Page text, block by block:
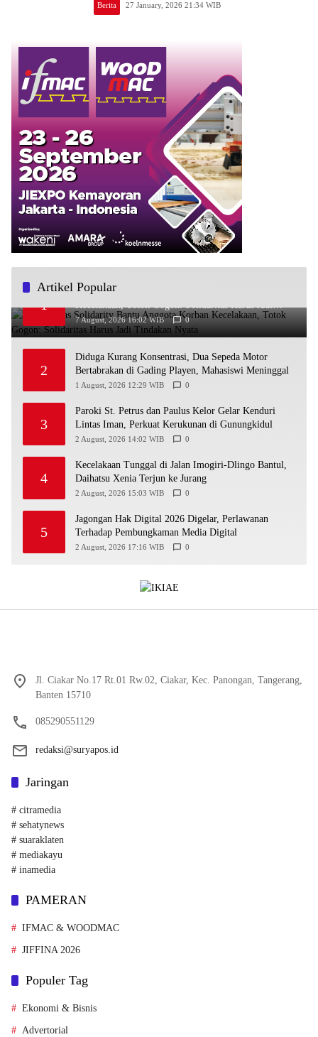
Berita 27 January, 2026 21:34 WIB
Artikel Popular
1
Ra’Nggagas Solidarity Bantu Anggota Korban
Kecelakaan, Totok Gogon: Solidaritas Harus Jadi
Tindakan Nyata
7 August, 2026 16:02 WIB 0
2
Diduga Kurang Konsentrasi, Dua Sepeda Motor
Bertabrakan di Gading Playen, Mahasiswi Meninggal
1 August, 2026 12:29 WIB 0
3
Paroki St. Petrus dan Paulus Kelor Gelar Kenduri
Lintas Iman, Perkuat Kerukunan di Gunungkidul
2 August, 2026 14:02 WIB 0
4
Kecelakaan Tunggal di Jalan Imogiri-Dlingo Bantul,
Daihatsu Xenia Terjun ke Jurang
2 August, 2026 15:03 WIB 0
5
Jagongan Hak Digital 2026 Digelar, Perlawanan
Terhadap Pembungkaman Media Digital
2 August, 2026 17:16 WIB 0
Jl. Ciakar No.17 Rt.01 Rw.02, Ciakar, Kec. Panongan, Tangerang,
Banten 15710
085290551129
redaksi@suryapos.id
Jaringan
# citramedia
# sehatynews
# suaraklaten
# mediakayu
# inamedia
PAMERAN
IFMAC & WOODMAC
JIFFINA 2026
Populer Tag
Ekonomi & Bisnis
Advertorial